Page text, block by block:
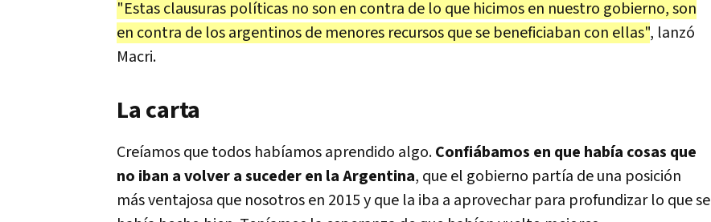
"Estas clausuras políticas no son en contra de lo que hicimos en nuestro gobierno, son
en contra de los argentinos de menores recursos que se beneficiaban con ellas", lanzó
Macri.
La carta
Creíamos que todos habíamos aprendido algo.Confiábamos en que había cosas que
no iban a volver a suceder en la Argentina, que el gobierno partía de una posición
más ventajosa que nosotros en 2015 y que la iba a aprovechar para profundizar lo que se